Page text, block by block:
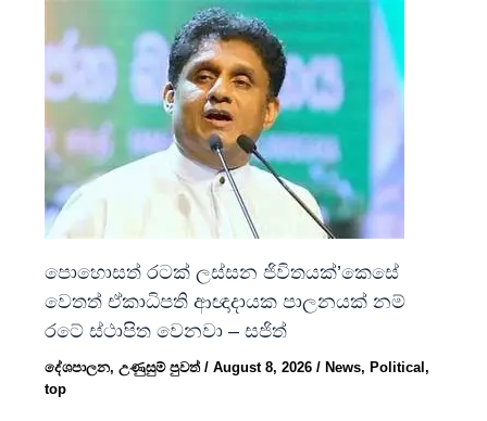
පොහොසත් රටක් ලස්සන ජිවිතයක්’කෙසේ
වෙතත් ඒකාධිපති ආඥාදායක පාලනයක් නම්
රටේ ස්ථාපිත වෙනවා – සජිත්
දේශපාලන,උණුසුම් පුවත්/August 8, 2026/News,Political,
top